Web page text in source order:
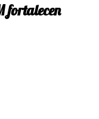
fortalecen